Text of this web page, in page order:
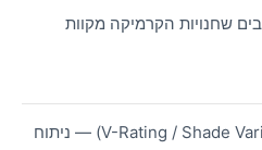
3 סודות כואבים שחנויות הקרמיקה מקוות
מדד השונות הוויזואלית (V-Rating / Shade Variation) — ניתוח